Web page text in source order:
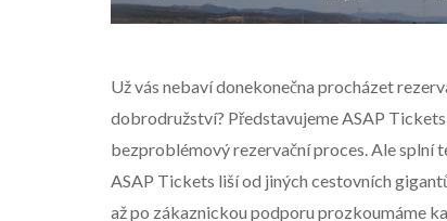
Už vás nebaví donekonečna procházet
dobrodružství? Představujeme ASAP
bezproblémový rezervační proces. Ale splní
ASAP Tickets liší od jiných cestovních
až po zákaznickou podporu prozkoumáme